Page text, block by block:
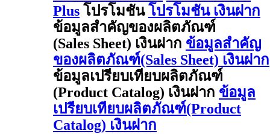
Plus โปรโมชัน โปรโมชัน เงินฝาก
ข้อมูลสำคัญของผลิตภัณฑ์
(Sales Sheet) เงินฝาก ข้อมูลสำคัญ
ของผลิตภัณฑ์(Sales Sheet) เงินฝาก
ข้อมูลเปรียบเทียบผลิตภัณฑ์
(Product Catalog) เงินฝาก ข้อมูล
เปรียบเทียบผลิตภัณฑ์(Product
Catalog) เงินฝาก